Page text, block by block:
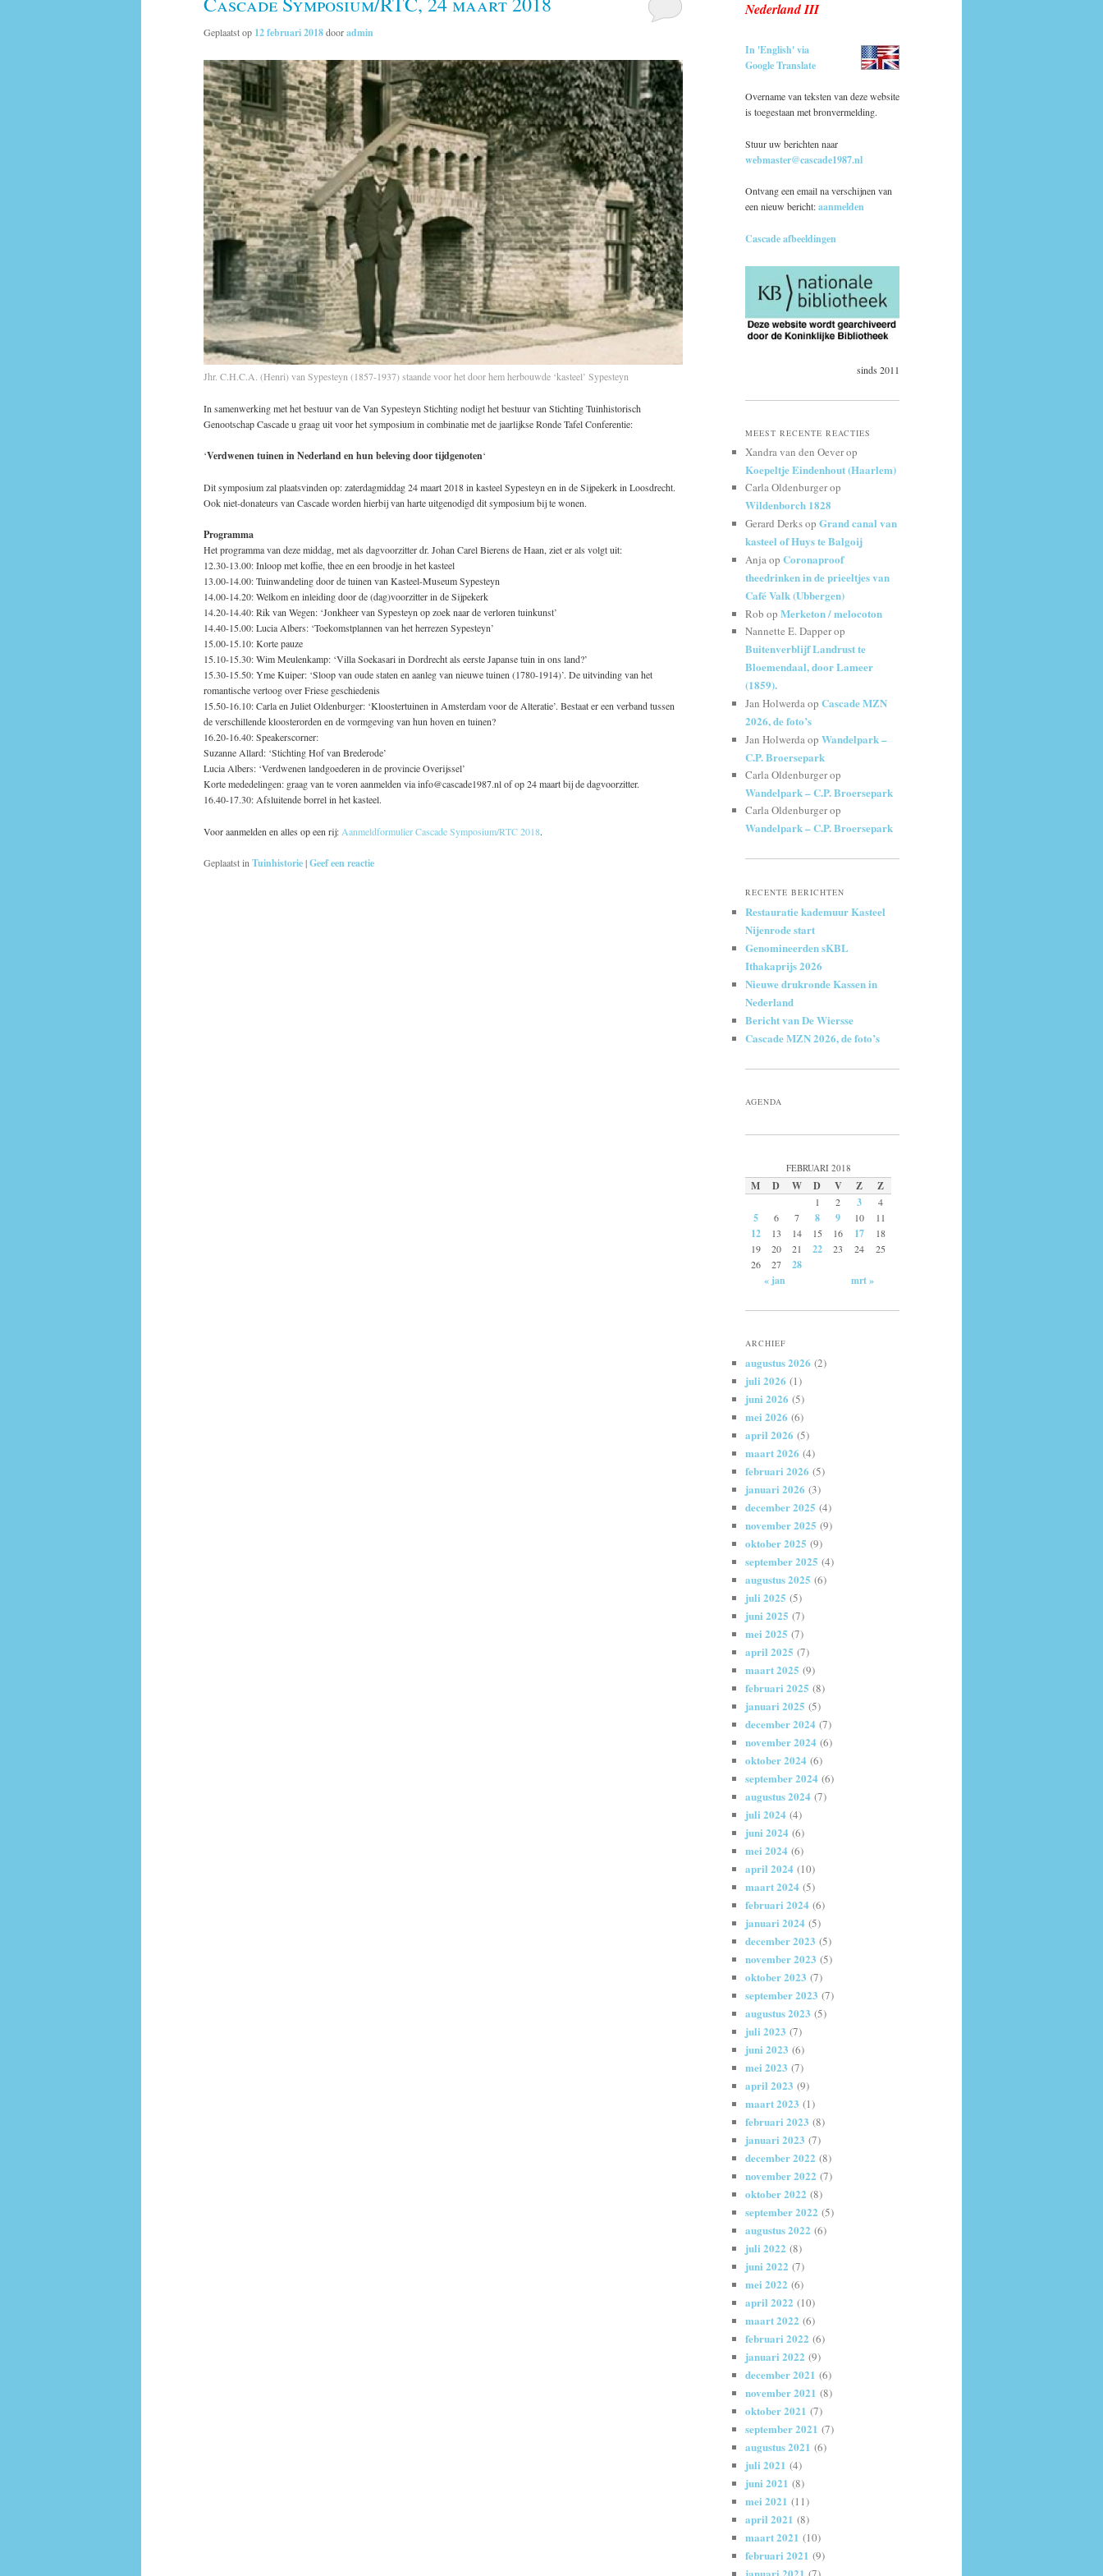
Geplaatst op 12 februari 2018dooradmin
Jhr. C.H.C.A. (Henri) van Sypesteyn (1857-1937) staande voor het door hem herbouwde ‘kasteel’ Sypesteyn
In samenwerking met het bestuur van de Van Sypesteyn Stichting nodigt het bestuur van Stichting Tuinhistorisch
Genootschap Cascade u graag uit voor het symposium in combinatie met de jaarlijkse Ronde Tafel Conferentie:
‘Verdwenen tuinen in Nederland en hun beleving door tijdgenoten‘
Dit symposium zal plaatsvinden op: zaterdagmiddag 24 maart 2018 in kasteel Sypesteyn en in de Sijpekerk in Loosdrecht.
Ook niet-donateurs van Cascade worden hierbij van harte uitgenodigd dit symposium bij te wonen.
Programma
Het programma van deze middag, met als dagvoorzitter dr. Johan Carel Bierens de Haan, ziet er als volgt uit:
12.30-13.00: Inloop met koffie, thee en een broodje in het kasteel
13.00-14.00: Tuinwandeling door de tuinen van Kasteel-Museum Sypesteyn
14.00-14.20: Welkom en inleiding door de (dag)voorzitter in de Sijpekerk
14.20-14.40: Rik van Wegen: ‘Jonkheer van Sypesteyn op zoek naar de verloren tuinkunst’
14.40-15.00: Lucia Albers: ‘Toekomstplannen van het herrezen Sypesteyn’
15.00-15.10: Korte pauze
15.10-15.30: Wim Meulenkamp: ‘Villa Soekasari in Dordrecht als eerste Japanse tuin in ons land?’
15.30-15.50: Yme Kuiper: ‘Sloop van oude staten en aanleg van nieuwe tuinen (1780-1914)’. De uitvinding van het
romantische vertoog over Friese geschiedenis
15.50-16.10: Carla en Juliet Oldenburger: ‘Kloostertuinen in Amsterdam voor de Alteratie’. Bestaat er een verband tussen
de verschillende kloosterorden en de vormgeving van hun hoven en tuinen?
16.20-16.40: Speakerscorner:
Suzanne Allard: ‘Stichting Hof van Brederode’
Lucia Albers: ‘Verdwenen landgoederen in de provincie Overijssel’
Korte mededelingen: graag van te voren aanmelden via info@cascade1987.nl of op 24 maart bij de dagvoorzitter.
16.40-17.30: Afsluitende borrel in het kasteel.
Voor aanmelden en alles op een rij: Aanmeldformulier Cascade Symposium/RTC 2018.
Geplaatst in Tuinhistorie|Geef een reactie
Nederland III
In 'English' via
Google Translate
Overname van teksten van deze website
is toegestaan met bronvermelding.
Stuur uw berichten naar
webmaster@cascade1987.nl
Ontvang een email na verschijnen van
een nieuw bericht:aanmelden
Cascade afbeeldingen
sinds 2011
MEEST RECENTE REACTIES
Xandra van den Oeverop
Koepeltje Eindenhout (Haarlem)
Carla Oldenburgerop
Wildenborch 1828
Gerard Derksop Grand canal van
kasteel of Huys te Balgoij
Anjaop Coronaproof
theedrinken in de prieeltjes van
Café Valk (Ubbergen)
Rob op Merketon / melocoton
Nannette E. Dapperop
Buitenverblijf Landrust te
Bloemendaal, door Lameer
(1859).
Jan Holwerdaop Cascade MZN
2026, de foto’s
Jan Holwerdaop Wandelpark –
C.P. Broersepark
Carla Oldenburgerop
Wandelpark – C.P. Broersepark
Carla Oldenburgerop
Wandelpark – C.P. Broersepark
RECENTE BERICHTEN
Restauratie kademuur Kasteel
Nijenrode start
Genomineerden sKBL
Ithakaprijs 2026
Nieuwe drukronde Kassen in
Nederland
Bericht van De Wiersse
Cascade MZN 2026, de foto’s
AGENDA
FEBRUARI 2018
M D W D V Z Z
1 2 3 4
5 6 7 8 9 10 11
12 13 14 15 16 17
18
19
20 21 22 23 24
25
26
27
28
« jan
mrt »
ARCHIEF
augustus 2026 (2)
juli 2026 (1)
juni 2026 (5)
mei 2026 (6)
april 2026 (5)
maart 2026 (4)
februari 2026 (5)
januari 2026 (3)
december 2025 (4)
november 2025 (9)
oktober 2025 (9)
september 2025 (4)
augustus 2025 (6)
juli 2025 (5)
juni 2025 (7)
mei 2025 (7)
april 2025 (7)
maart 2025 (9)
februari 2025 (8)
januari 2025 (5)
december 2024 (7)
november 2024 (6)
oktober 2024 (6)
september 2024 (6)
augustus 2024 (7)
juli 2024 (4)
juni 2024 (6)
mei 2024 (6)
april 2024 (10)
maart 2024 (5)
februari 2024 (6)
januari 2024 (5)
december 2023 (5)
november 2023 (5)
oktober 2023 (7)
september 2023 (7)
augustus 2023 (5)
juli 2023 (7)
juni 2023 (6)
mei 2023 (7)
april 2023 (9)
maart 2023 (1)
februari 2023 (8)
januari 2023 (7)
december 2022 (8)
november 2022 (7)
oktober 2022 (8)
september 2022 (5)
augustus 2022 (6)
juli 2022 (8)
juni 2022 (7)
mei 2022 (6)
april 2022 (10)
maart 2022 (6)
februari 2022 (6)
januari 2022 (9)
december 2021 (6)
november 2021 (8)
oktober 2021 (7)
september 2021 (7)
augustus 2021 (6)
juli 2021 (4)
juni 2021 (8)
mei 2021 (11)
april 2021 (8)
maart 2021 (10)
februari 2021 (9)